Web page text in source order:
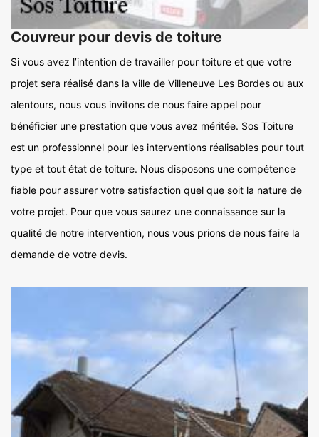
Couvreur pour devis de toiture
Si vous avez l’intention de travailler pour toiture et que votre
projet sera réalisé dans la ville de Villeneuve Les Bordes ou aux
alentours, nous vous invitons de nous faire appel pour
bénéficier une prestation que vous avez méritée. Sos Toiture
est un professionnel pour les interventions réalisables pour tout
type et tout état de toiture. Nous disposons une compétence
fiable pour assurer votre satisfaction quel que soit la nature de
votre projet. Pour que vous saurez une connaissance sur la
qualité de notre intervention, nous vous prions de nous faire la
demande de votre devis.